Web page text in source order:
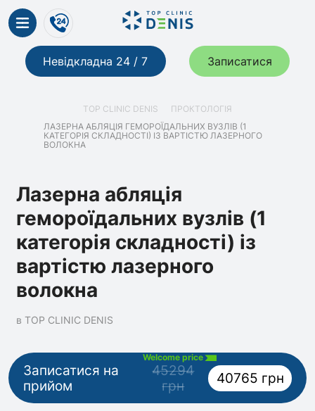
Невідкладна 24 / 7 Записатися
TOP CLINIC DENIS
ПРОКТОЛОГІЯ
ЛАЗЕРНА АБЛЯЦІЯ ГЕМОРОЇДАЛЬНИХ ВУЗЛІВ (1
КАТЕГОРІЯ СКЛАДНОСТІ) ІЗ ВАРТІСТЮ ЛАЗЕРНОГО
ВОЛОКНА
Лазерна абляція
гемороїдальних вузлів (1
категорія складності) із
вартістю лазерного
волокна
в TOP CLINIC DENIS
Записатися на
прийом
Welcome price
45294
грн
40765 грн